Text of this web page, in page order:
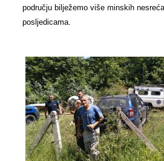
području bilježemo više minskih
posljedicama.